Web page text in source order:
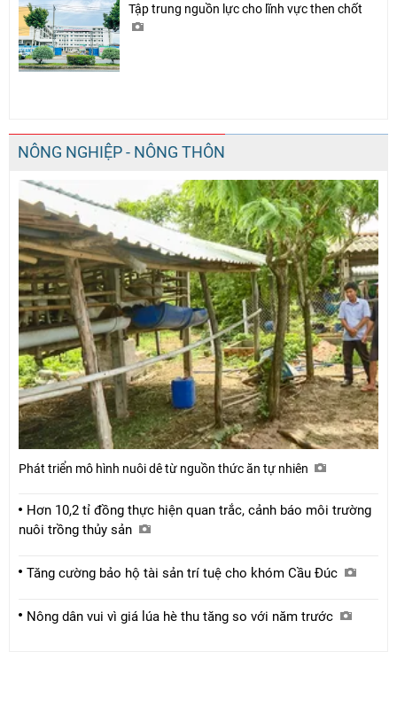
Tập trung nguồn lực cho lĩnh vực then chốt
NÔNG NGHIỆP - NÔNG THÔN
Phát triển mô hình nuôi dê từ nguồn thức ăn tự nhiên
Hơn 10,2 tỉ đồng thực hiện quan trắc, cảnh báo môi trường
nuôi trồng thủy sản
Tăng cường bảo hộ tài sản trí tuệ cho khóm Cầu Đúc
Nông dân vui vì giá lúa hè thu tăng so với năm trước